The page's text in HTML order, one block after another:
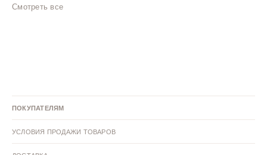
Белые закрытые туфли
Лаковые закрытые туфли Кожаные закрытые туфли
Смотреть все
ПОКУПАТЕЛЯМ
УСЛОВИЯ ПРОДАЖИ ТОВАРОВ